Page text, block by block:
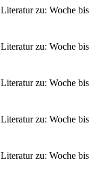
Literatur zu: Woche
Literatur zu: Woche
Literatur zu: Woche
Literatur zu: Woche
Literatur zu: Woche